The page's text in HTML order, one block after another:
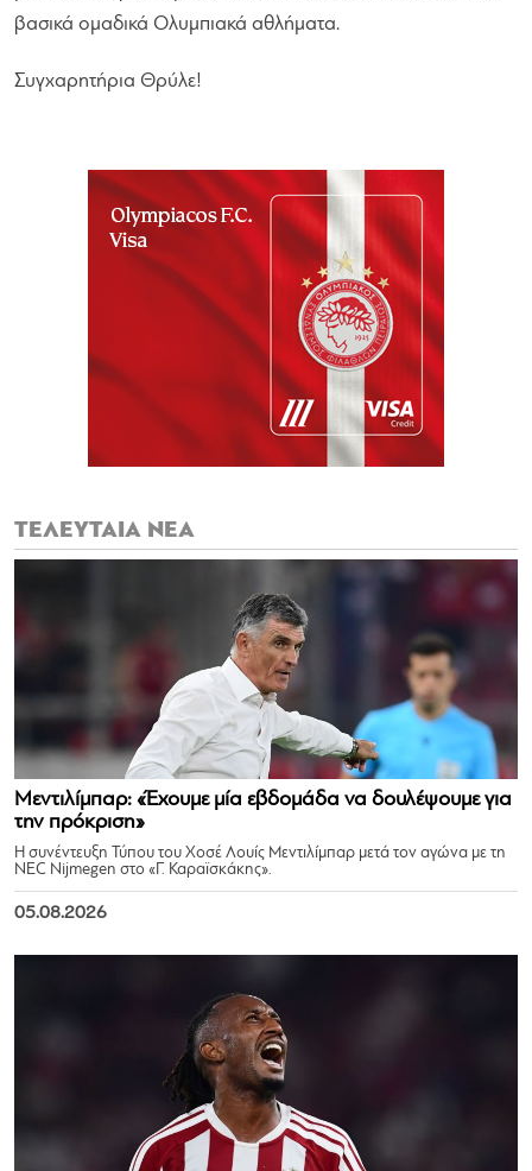
βασικά ομαδικά Ολυμπιακά αθλήματα.
Συγχαρητήρια Θρύλε!
ΤΕΛΕΥΤΑΙΑ ΝΕΑ
Μεντιλίμπαρ: «Έχουμε μία εβδομάδα να δουλέψουμε για
την πρόκριση»
Η συνέντευξη Τύπου του Χοσέ Λουίς Μεντιλίμπαρ μετά τον αγώνα με τη
NEC Nijmegen στο «Γ. Καραϊσκάκης».
05.08.2026